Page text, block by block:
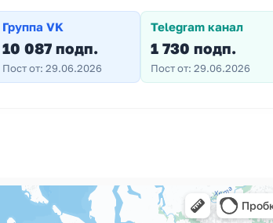
Группа VK
10 087 подп.
Пост от: 29.06.2026
Telegram канал
1 730 подп.
Пост от: 29.06.2026